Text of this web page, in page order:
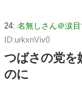
24: 名無しさん＠涙
ID:urkxnViv0
つばさの党を
のに